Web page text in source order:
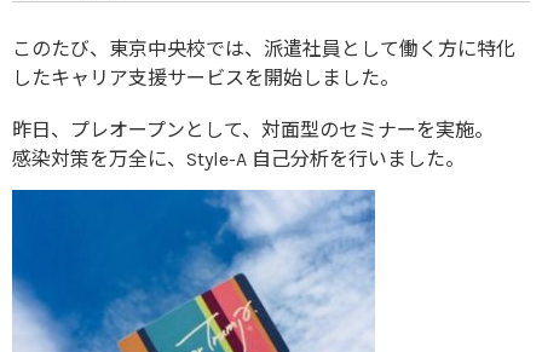
このたび、東京中央校では、派遣社員として働く方に特化
したキャリア支援サービスを開始しました。
昨日、プレオープンとして、対面型のセミナーを実施。
感染対策を万全に、Style-A 自己分析を行いました。